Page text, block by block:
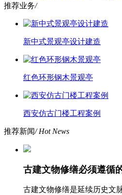
推荐业务/
新中式景观亭设计建造
红色环形钢木景观亭
西安仿古门楼工程案例
推荐新闻/ Hot News
古建文物修缮必须遵循
古建文物修缮是延续历史文